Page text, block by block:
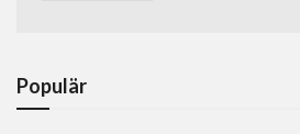
Populär